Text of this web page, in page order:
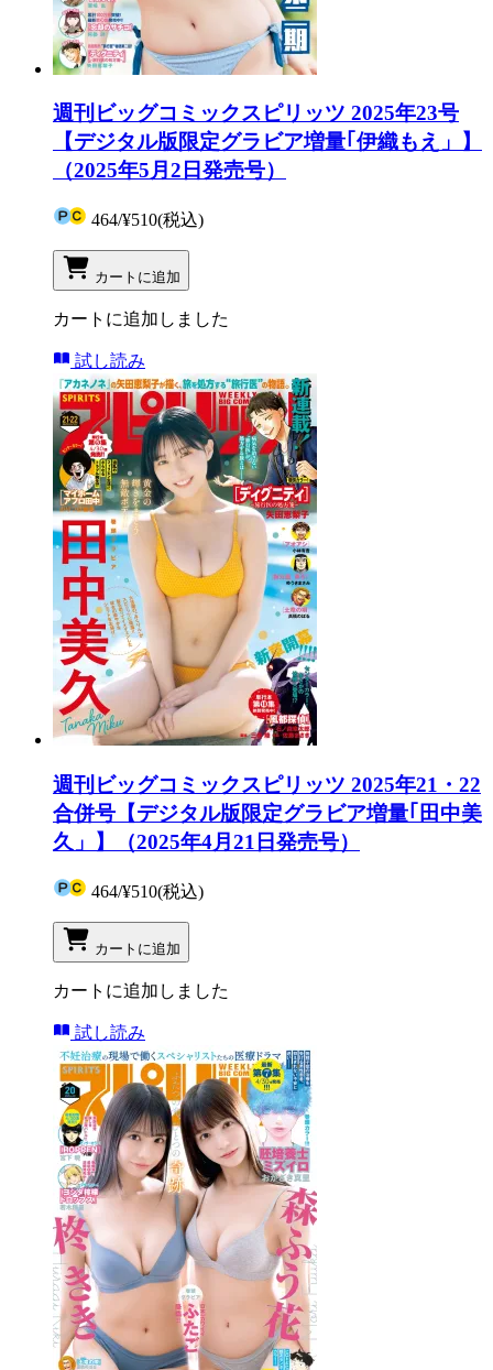
週刊ビッグコミックスピリッツ 2025年23号
【デジタル版限定グラビア増量｢伊織もえ」】
（2025年5月2日発売号）
464/¥510(税込)
カートに追加
カートに追加しました
試し読み
週刊ビッグコミックスピリッツ 2025年21・22
合併号【デジタル版限定グラビア増量｢田中美
久」】（2025年4月21日発売号）
464/¥510(税込)
カートに追加
カートに追加しました
試し読み